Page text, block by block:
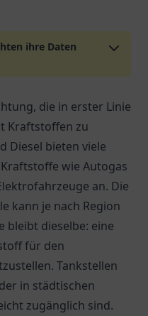
ihre Daten
die in erster Linie
Kraftstoffen zu
Diesel bieten viele
wie Autogas
an. Die
kann je nach Region
bleibt dieselbe: eine
für den
Tankstellen
in städtischen
zugänglich sind.